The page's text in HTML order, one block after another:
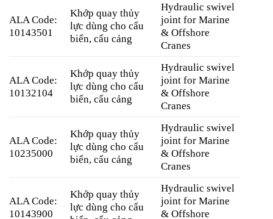
ALA Code:
10143501
Khớp quay thủy
lực dùng cho cẩu
biển, cẩu cảng
Hydraulic swivel
joint for Marine
& Offshore
Cranes
ALA Code:
10132104
Khớp quay thủy
lực dùng cho cẩu
biển, cẩu cảng
Hydraulic swivel
joint for Marine
& Offshore
Cranes
ALA Code:
10235000
Khớp quay thủy
lực dùng cho cẩu
biển, cẩu cảng
Hydraulic swivel
joint for Marine
& Offshore
Cranes
ALA Code:
10143900
Khớp quay thủy
lực dùng cho cẩu
Hydraulic swivel
joint for Marine
& Offshore